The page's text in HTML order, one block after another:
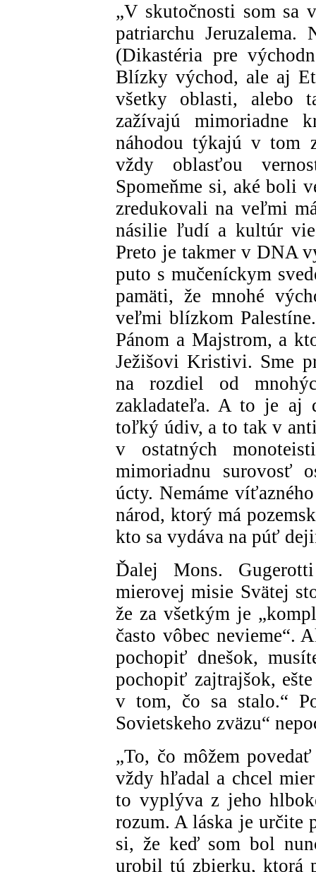
„V skutočnosti som sa
patriarchu Jeruzalema.
(Dikastéria pre
Blízky východ, ale aj
všetky oblasti, alebo
zažívajú mimoriadne
náhodou týkajú v tom
vždy oblasťou
Spomeňme si, aké boli
zredukovali na veľmi
násilie ľudí a kultúr
Preto je takmer v DNA
puto s mučeníckym
pamäti, že mnohé
veľmi blízkom
Pánom a Majstrom, a
Ježišovi Kristivi. Sme
na rozdiel od
zakladateľa. A to je aj
toľký údiv, a to tak v
v ostatných
mimoriadnu surovosť
úcty. Nemáme
národ, ktorý má
kto sa vydáva na púť
Ďalej Mons.
mierovej misie Svätej
že za všetkým je
často vôbec nevieme“.
pochopiť dnešok,
pochopiť zajtrajšok,
v tom, čo sa stalo.“
Sovietskeho zväzu“
„To, čo môžem
vždy hľadal a chcel
to vyplýva z jeho
rozum. A láska je určite
si, že keď som bol
urobil tú zbierku, ktorá